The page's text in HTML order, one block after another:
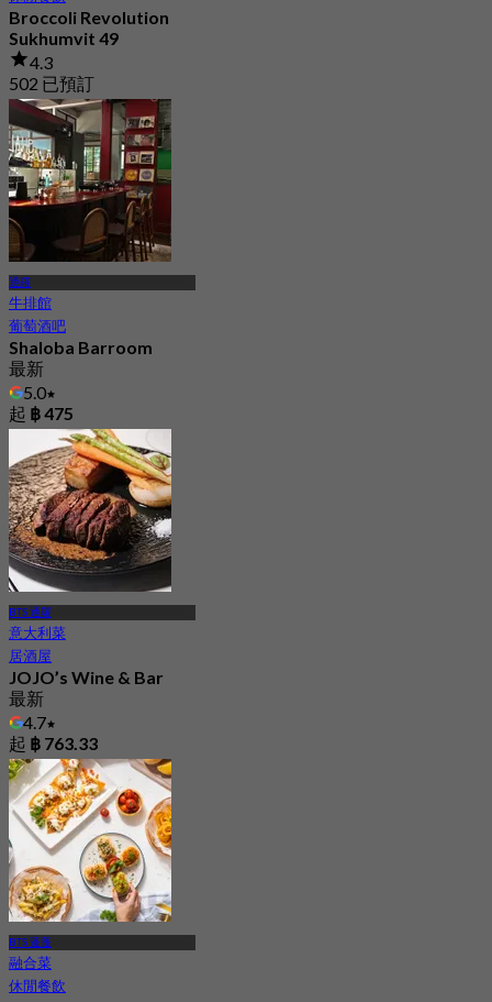
Broccoli Revolution
Sukhumvit 49
4.3
502 已預訂
起฿ 322.5
通羅
牛排館
葡萄酒吧
Shaloba Barroom
最新
5.0
起 ฿ 475
BTS 通羅
意大利菜
居酒屋
JOJO’s Wine & Bar
最新
4.7
起 ฿ 763.33
BTS 蓬蓬
融合菜
休閒餐飲